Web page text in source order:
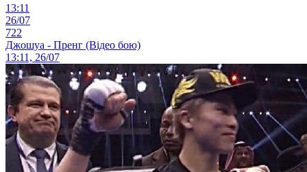
13:11
26/07
722
Джошуа - Пренг (Відео бою)
13:11, 26/07